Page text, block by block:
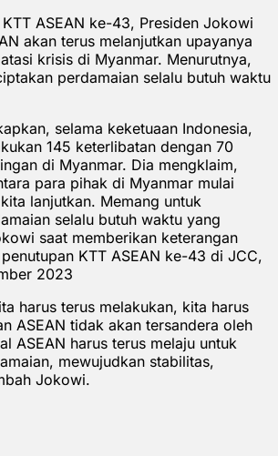
ASEAN ke-43, Presiden Jokowi
akan terus melanjutkan upayanya
krisis di Myanmar. Menurutnya,
perdamaian selalu butuh waktu
selama keketuaan Indonesia,
145 keterlibatan dengan 70
di Myanmar. Dia mengklaim,
para pihak di Myanmar mulai
lanjutkan. Memang untuk
selalu butuh waktu yang
saat memberikan keterangan
KTT ASEAN ke-43 di JCC,
2023
harus terus melakukan, kita harus
ASEAN tidak akan tersandera oleh
ASEAN harus terus melaju untuk
mewujudkan stabilitas,
Jokowi.